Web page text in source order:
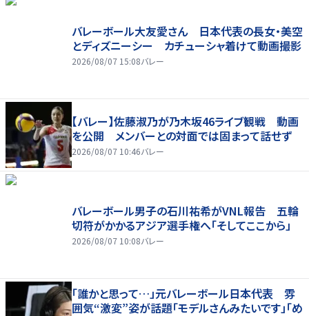
バレーボール大友愛さん 日本代表の長女・美空
とディズニーシー カチューシャ着けて動画撮影
2026/08/07 15:08バレー
【バレー】佐藤淑乃が乃木坂46ライブ観戦 動画
を公開 メンバーとの対面では固まって話せず
2026/08/07 10:46バレー
バレーボール男子の石川祐希がVNL報告 五輪
切符がかかるアジア選手権へ「そしてここから」
2026/08/07 10:08バレー
「誰かと思って…」元バレーボール日本代表 雰
囲気“激変”姿が話題「モデルさんみたいです」「め